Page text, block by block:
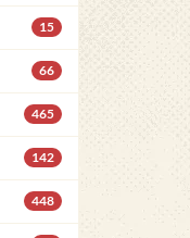
15
66
465
142
448